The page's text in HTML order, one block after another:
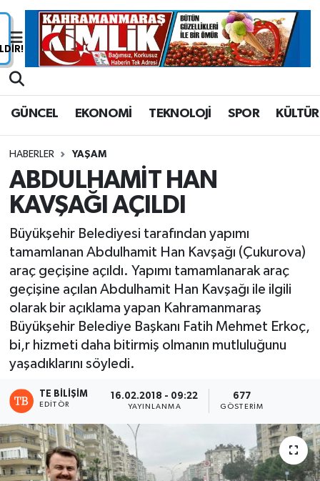
GÜNCEL EKONOMİ TEKNOLOJİ SPOR KÜLTÜR
HABERLER YAŞAM
ABDULHAMİT HAN
KAVŞAĞI AÇILDI
Büyükşehir Belediyesi tarafından yapımı
tamamlanan Abdulhamit Han Kavşağı (Çukurova)
araç geçişine açıldı. Yapımı tamamlanarak araç
geçişine açılan Abdulhamit Han Kavşağı ile ilgili
olarak bir açıklama yapan Kahramanmaraş
Büyükşehir Belediye Başkanı Fatih Mehmet Erkoç,
bi,r hizmeti daha bitirmiş olmanın mutluluğunu
yaşadıklarını söyledi.
TE BILIŞIM
EDITÖR
16.02.2018 - 09:22
YAYINLANMA
677
GÖSTERIM
Nöbetçi Eczaneler
Süper Lig Puan Durumu ve Fikstür
Tüm Manşetler
Son Dakika Haberleri
Haber Arşivi